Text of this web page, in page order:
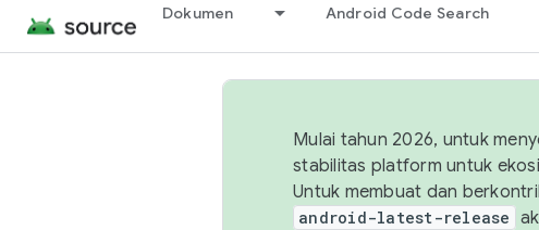
Dokumen Android Code Search
Mulai tahun 2026, untuk
stabilitas platform untuk
Untuk membuat dan
android-latest-release